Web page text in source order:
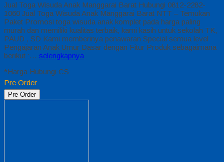
Jual Toga Wisuda Anak Manggarai Barat Hubungi 0812-2282-
1060 Jual Toga Wisuda Anak Manggarai Barat NTT – Temukan
Paket Promosi toga wisuda anak komplet pada harga paling
murah dan memiliki kualitas terbaik, kami kasih untuk sekolah TK,
PAUD , SD Kami memberinya penawaran Special semua level
Pengajaran Anak Umur Dasar dengan Fitur Produk sebagaimana
berikut :… selengkapnya
*Harga Hubungi CS
Pre Order
Pre Order